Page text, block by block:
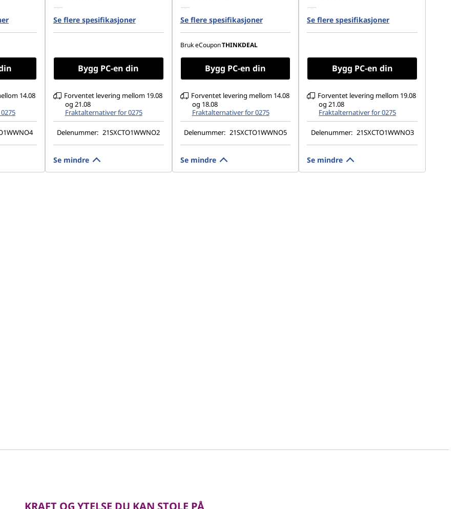
IPS,
14.08
Gen4 TLC Opal
14" WUXGA (1920 x 1200), IPS,
Se flere spesifikasjoner
Bygg PC-en din
Forventet levering mellom 19.08
og 21.08
Fraktalternativer for 0275
Delenummer: 21SXCTO1WWNO2
Se mindre
Gen4 TLC Opal
14" 2.8K (2880 x 1800), IPS,
Anti-Glare, Non-Touch,
Low Blue Light
Se flere spesifikasjoner
Bruk eCouponTHINKDEAL
Bygg PC-en din
Forventet levering mellom 14.08
og 18.08
Fraktalternativer for 0275
Delenummer: 21SXCTO1WWNO5
Se mindre
TLC Opal
14" 2.8K (2880 x 1800), IPS,
Low Blue Light
Se flere spesifikasjoner
Bygg PC-en din
Forventet levering mellom 19.08
og 21.08
Fraktalternativer for 0275
Delenummer: 21SXCTO1WWNO3
Se mindre
KRAFT OG YTELSE DU KAN STOLE PÅ